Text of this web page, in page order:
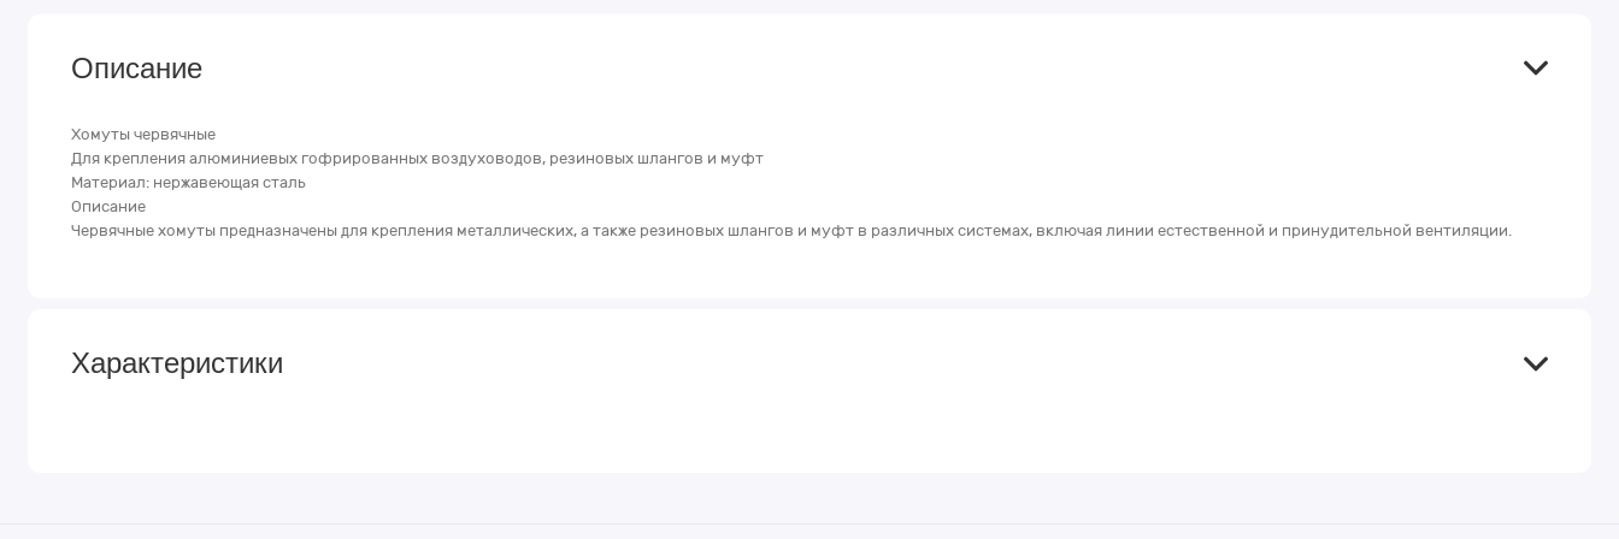
Описание
Хомуты червячные
Для крепления алюминиевых гофрированных воздуховодов, резиновых шлангов и муфт
Материал: нержавеющая сталь
Описание
Червячные хомуты предназначены для крепления металлических, а также резиновых шлангов и муфт в различных системах, включая линии естественной и принудительной вентиляции.
Характеристики